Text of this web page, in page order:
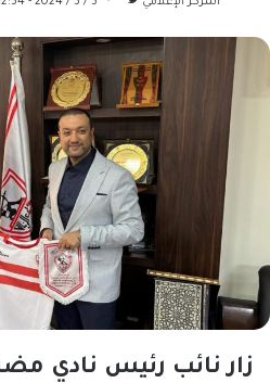
تويتر
زار نائب رئيس نادي